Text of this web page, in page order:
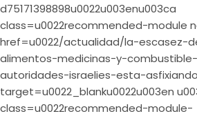
d75171398898u0022u003enu003ca
class=u0022recommended-module
href=u0022/actualidad/la-escasez-
alimentos-medicinas-y-
autoridades-israelies-esta-
target=u0022_blanku0022u003en
class=u0022recommended-module-